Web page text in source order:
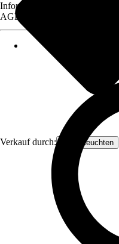
Verkauf durch: Orion Leuchten
Informationen des Verkäufers,
AGB, finden Sie bei Klick auf